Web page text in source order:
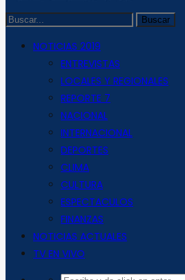
NOTICIAS 2019
ENTREVISTAS
LOCALES Y REGIONALES
REPORTE 7
NACIONAL
INTERNACIONAL
DEPORTES
CLIMA
CULTURA
ESPECTACULOS
FINANZAS
NOTICIAS ACTUALES
TV EN VIVO